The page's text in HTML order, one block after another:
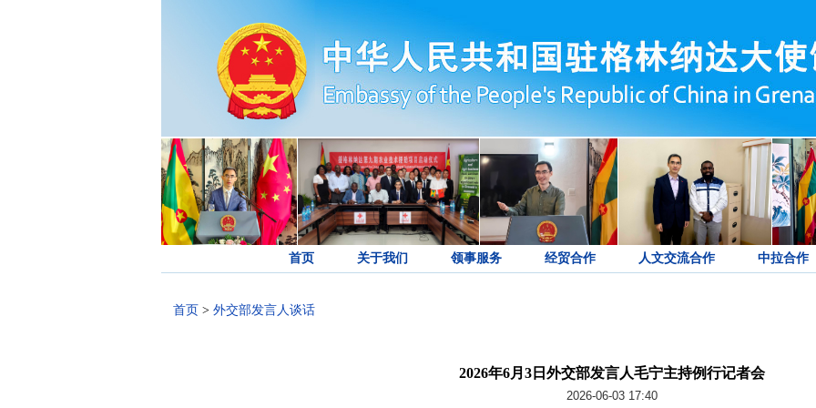
首页 关于我们 领事服务 经贸合作 人文交流合作 中拉合作
首页 > 外交部发言人谈话
2026年6月3日外交部发言人毛宁主持例行记者会
2026-06-03 17:40